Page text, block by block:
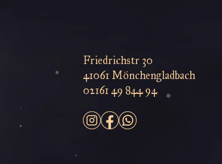
Friedrichstr 30
41061 Mönchengladbach
02161 49 844 94